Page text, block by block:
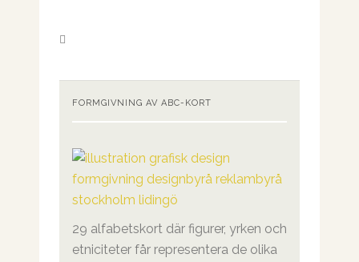
FORMGIVNING AV ABC-KORT
29 alfabetskort där figurer, yrken och
etniciteter får representera de olika